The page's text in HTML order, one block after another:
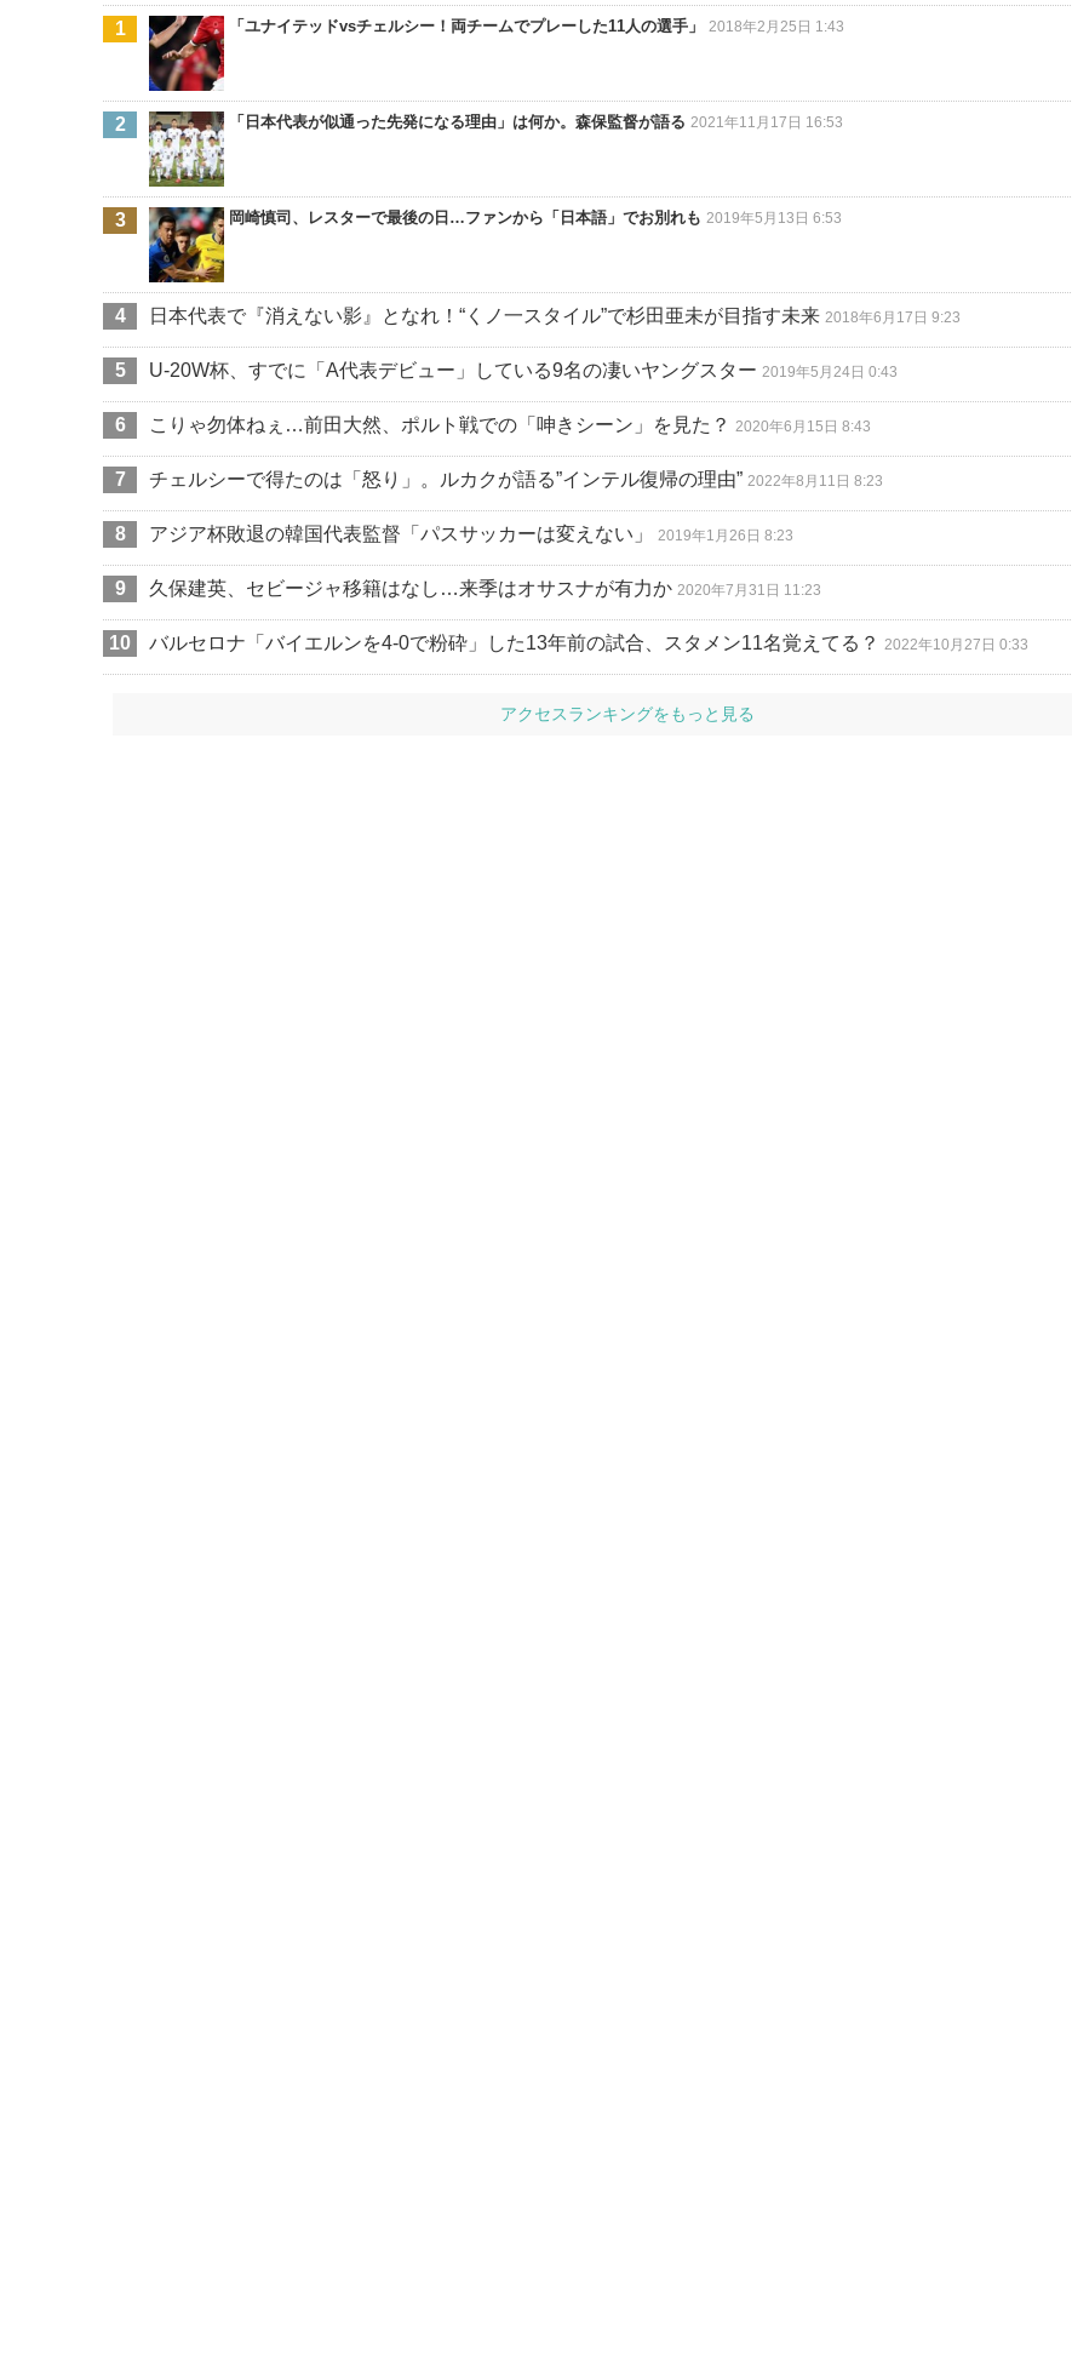
「ユナイテッドvsチェルシー！両チームでプレーした11人の選手」 2018年2月25日 1:43
「日本代表が似通った先発になる理由」は何か。森保監督が語る 2021年11月17日 16:53
岡崎慎司、レスターで最後の日…ファンから「日本語」でお別れも 2019年5月13日 6:53
日本代表で『消えない影』となれ！“くノ一スタイル”で杉田亜未が目指す未来 2018年6月17日 9:23
U-20W杯、すでに「A代表デビュー」している9名の凄いヤングスター 2019年5月24日 0:43
こりゃ勿体ねぇ…前田大然、ポルト戦での「呻きシーン」を見た？ 2020年6月15日 8:43
チェルシーで得たのは「怒り」。ルカクが語る”インテル復帰の理由” 2022年8月11日 8:23
アジア杯敗退の韓国代表監督「パスサッカーは変えない」 2019年1月26日 8:23
久保建英、セビージャ移籍はなし…来季はオサスナが有力か 2020年7月31日 11:23
バルセロナ「バイエルンを4-0で粉砕」した13年前の試合、スタメン11名覚えてる？ 2022年10月27日 0:33
アクセスランキングをもっと見る